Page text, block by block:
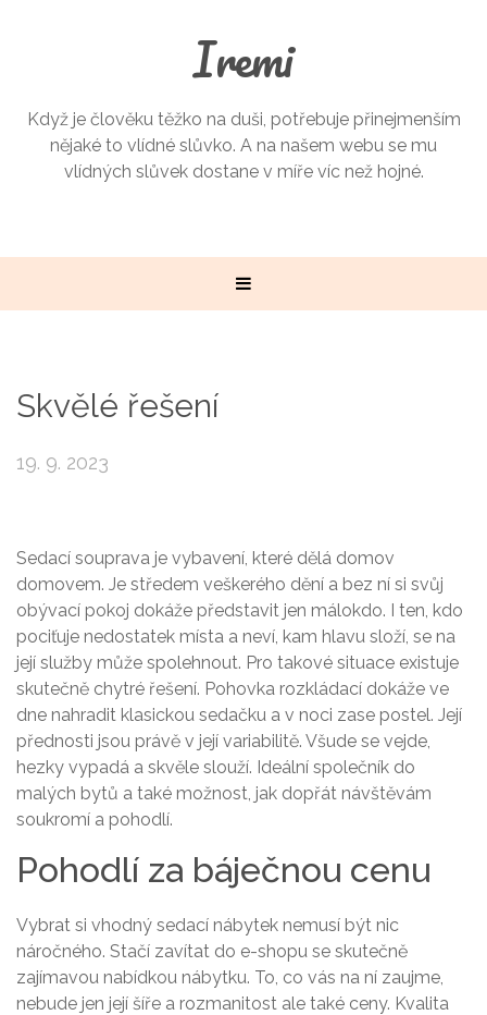
Iremi
Když je člověku těžko na duši, potřebuje přinejmenším
nějaké to vlídné slůvko. A na našem webu se mu
vlídných slůvek dostane v míře víc než hojné.
Skvělé řešení
19. 9. 2023
Sedací souprava je vybavení, které dělá domov
domovem. Je středem veškerého dění a bez ní si svůj
obývací pokoj dokáže představit jen málokdo. I ten, kdo
pociťuje nedostatek místa a neví, kam hlavu složí, se na
její služby může spolehnout. Pro takové situace existuje
skutečně chytré řešení. Pohovka rozkládací dokáže ve
dne nahradit klasickou sedačku a v noci zase postel. Její
přednosti jsou právě v její variabilitě. Všude se vejde,
hezky vypadá a skvěle slouží. Ideální společník do
malých bytů a také možnost, jak dopřát návštěvám
soukromí a pohodlí.
Pohodlí za báječnou cenu
Vybrat si vhodný sedací nábytek nemusí být nic
náročného. Stačí zavítat do e-shopu se skutečně
zajímavou nabídkou nábytku. To, co vás na ní zaujme,
nebude jen její šíře a rozmanitost ale také ceny. Kvalita